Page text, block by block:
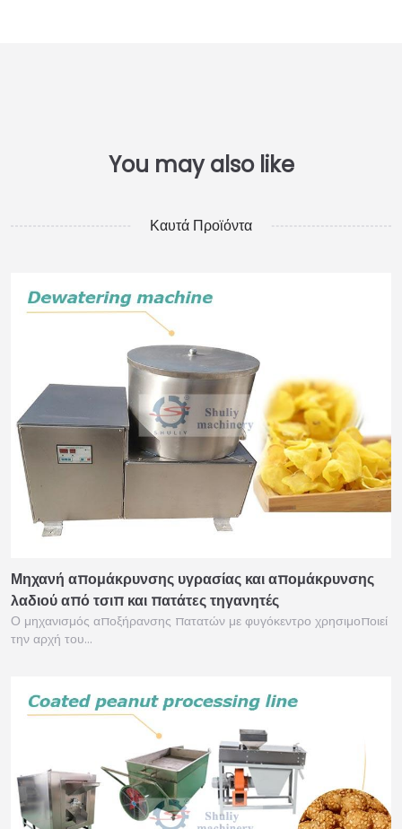
Καυτά Προϊόντα
Μηχανή απομάκρυνσης υγρασίας και απομάκρυνσης
λαδιού από τσιπ και πατάτες τηγανητές
Ο μηχανισμός αποξήρανσης πατατών με φυγόκεντρο χρησιμοποιεί
την αρχή του…